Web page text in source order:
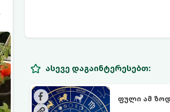
ასევე დაგაინტერესებთ:
ფული ამ